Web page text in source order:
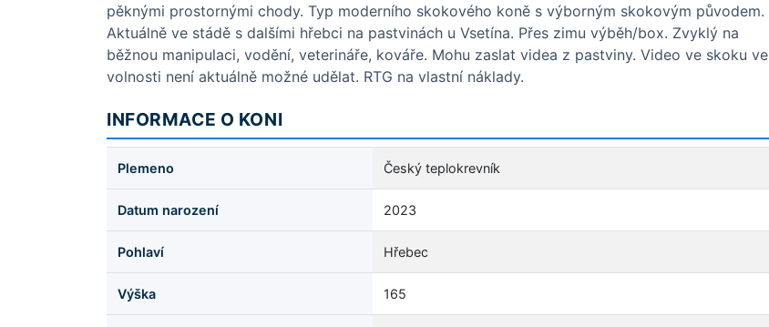
pěknými prostornými chody. Typ moderního skokového koně s výborným skokovým původem.
Aktuálně ve stádě s dalšími hřebci na pastvinách u Vsetína. Přes zimu výběh/box. Zvyklý na
běžnou manipulaci, vodění, veterináře, kováře. Mohu zaslat videa z pastviny. Video ve skoku ve
volnosti není aktuálně možné udělat. RTG na vlastní náklady.
INFORMACE O KONI
Plemeno Český teplokrevník
Datum narození 2023
Pohlaví Hřebec
Výška 165